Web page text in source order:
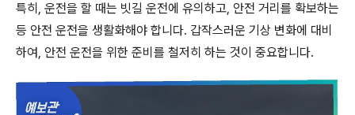
특히, 운전을 할 때는 빗길 운전에 유의하고, 안전 거리를 확보하는
등 안전 운전을 생활화해야 합니다. 갑작스러운 기상 변화에 대비
하여, 안전 운전을 위한 준비를 철저히 하는 것이 중요합니다.